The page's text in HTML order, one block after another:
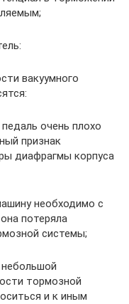
вакуумного
очень плохо
признак
диафрагмы корпуса
необходимо с
потеряла
системы;
небольшой
тормозной
и к иным